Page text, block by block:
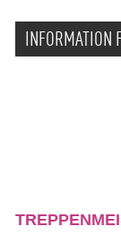
INFORMATION